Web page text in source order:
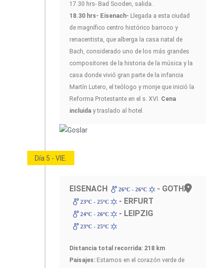
17.30 hrs- Bad Sooden, salida.
18.30 hrs- Eisenach- Llegada a esta ciudad
de magnífico centro histórico barroco y
renacentista, que alberga la casa natal de
Bach, considerado uno de los más grandes
compositores de la historia de la música y la
casa donde vivió gran parte de la infancia
Martín Lutero, el teólogo y monje que inició la
Reforma Protestante en el s. XVI. Cena
incluida y traslado al hotel.
Día 5 - VIE.
EISENACH 26ºC - 26ºC - GOTHA
23ºC - 25ºC - ERFURT
24ºC - 26ºC - LEIPZIG
23ºC - 25ºC
Distancia total recorrida: 218 km
Paisajes: Estamos en el corazón verde de